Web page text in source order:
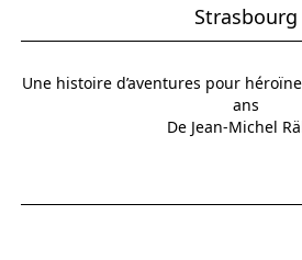
Strasbourg
Une histoire d’aventures pour
ans
De Jean-Michel